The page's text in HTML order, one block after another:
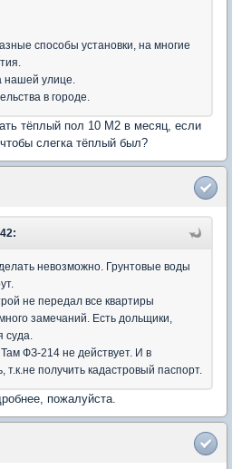
способы установки, на многие
нашей улице.
в городе.
тёплый пол 10 М2 в месяц, если
слегка тёплый был?
невозможно. Грунтовые воды
не передал все квартиры
замечаний. Есть дольщики,
ФЗ-214 не действует. И в
получить кадастровый паспорт.
пожалуйста.